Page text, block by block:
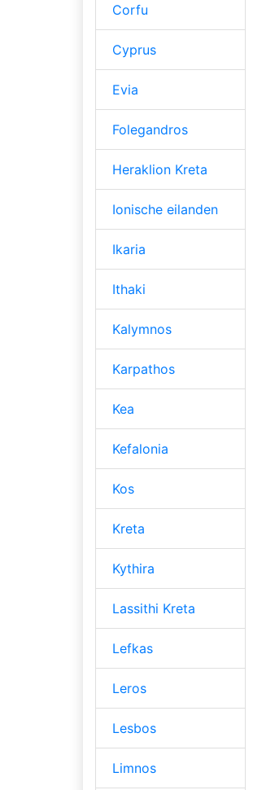
Corfu
Cyprus
Evia
Folegandros
Heraklion Kreta
Ionische eilanden
Ikaria
Ithaki
Kalymnos
Karpathos
Kea
Kefalonia
Kos
Kreta
Kythira
Lassithi Kreta
Lefkas
Leros
Lesbos
Limnos